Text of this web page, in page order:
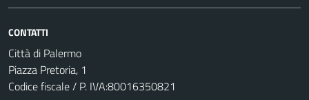
CONTATTI
Città di Palermo
Piazza Pretoria, 1
Codice fiscale / P. IVA:80016350821